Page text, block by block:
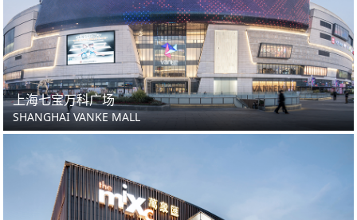
上海七宝万科广场
SHANGHAI VANKE MALL